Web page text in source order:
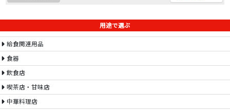
用途で選ぶ
給食関連用品
食器
飲食店
喫茶店・甘味店
中華料理店